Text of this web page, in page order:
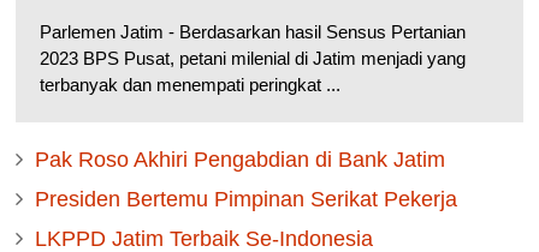
Parlemen Jatim - Berdasarkan hasil Sensus Pertanian
2023 BPS Pusat, petani milenial di Jatim menjadi yang
terbanyak dan menempati peringkat ...
Pak Roso Akhiri Pengabdian di Bank Jatim
Presiden Bertemu Pimpinan Serikat Pekerja
LKPPD Jatim Terbaik Se-Indonesia